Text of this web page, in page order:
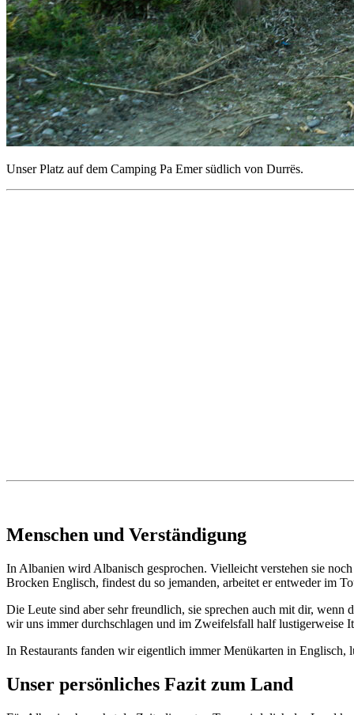
Unser Platz auf dem Camping Pa Emer südlich von Durrës.
Menschen und Verständigung
In Albanien wird Albanisch gesprochen. Vielleicht verstehen sie
Brocken Englisch, findest du so jemanden, arbeitet er entweder im
Die Leute sind aber sehr freundlich, sie sprechen auch mit dir,
wir uns immer durchschlagen und im Zweifelsfall half lustigerweise
In Restaurants fanden wir eigentlich immer Menükarten in
Unser persönliches Fazit zum Land